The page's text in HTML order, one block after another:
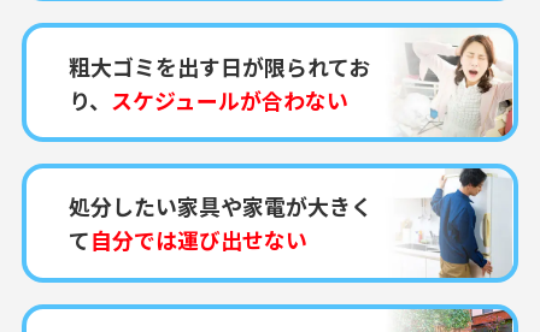
粗大ゴミを出す日が限られてお
り、 スケジュールが合わない
処分したい家具や家電が大きく
て自分では運び出せない